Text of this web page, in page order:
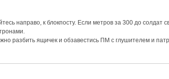
направо, к блокпосту. Если метров за 300 до солдат
разбить ящичек и обзавестись ПМ с глушителем и